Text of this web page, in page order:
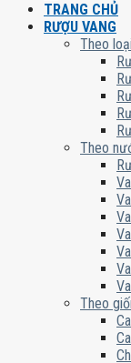
TRANG CHỦ
RƯỢU VANG
Theo
Theo
Theo